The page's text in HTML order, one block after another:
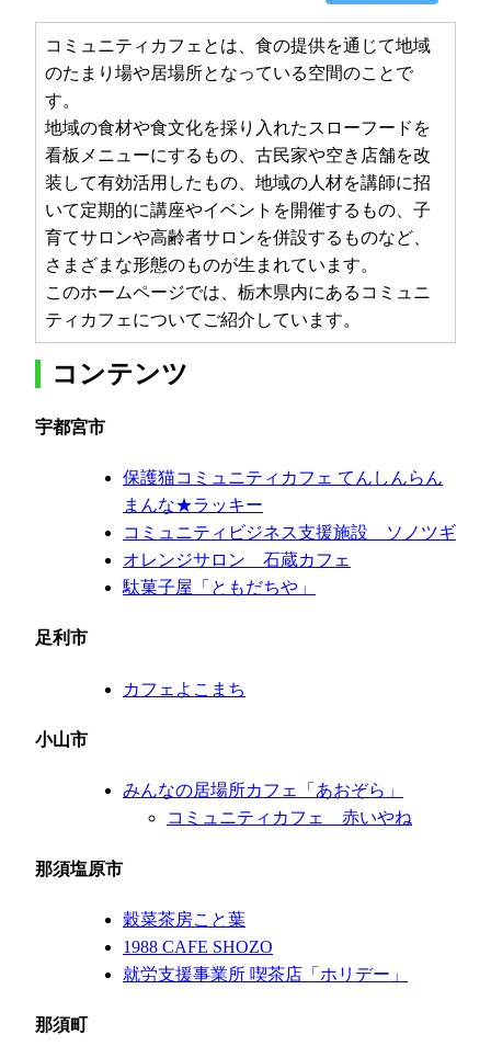
コミュニティカフェとは、食の提供を通じて地域
のたまり場や居場所となっている空間のことで
す。
地域の食材や食文化を採り入れたスローフードを
看板メニューにするもの、古民家や空き店舗を改
装して有効活用したもの、地域の人材を講師に招
いて定期的に講座やイベントを開催するもの、子
育てサロンや高齢者サロンを併設するものなど、
さまざまな形態のものが生まれています。
このホームページでは、栃木県内にあるコミュニ
ティカフェについてご紹介しています。
コンテンツ
宇都宮市
保護猫コミュニティカフェ てんしんらん
まんな★ラッキー
コミュニティビジネス支援施設 ソノツギ
オレンジサロン 石蔵カフェ
駄菓子屋「ともだちや」
足利市
カフェよこまち
小山市
みんなの居場所カフェ「あおぞら」
コミュニティカフェ 赤いやね
那須塩原市
穀菜茶房こと葉
1988 CAFE SHOZO
就労支援事業所 喫茶店「ホリデー」
那須町